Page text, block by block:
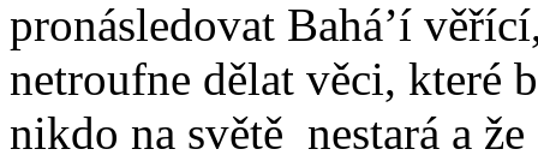
pronásledovat Bahá’í
netroufne dělat věci, které
nikdo na světě nestará a